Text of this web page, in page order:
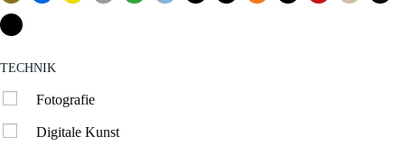
TECHNIK
Fotografie
Digitale Kunst